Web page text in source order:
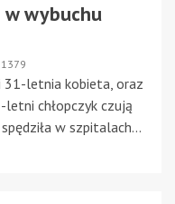
w wybuchu
1379
31-letnia kobieta, oraz
chłopczyk czują
w szpitalach...